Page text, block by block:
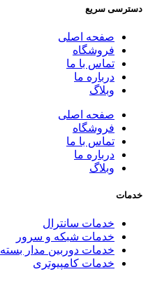
دسترسی سریع
صفحه اصلی
فروشگاه
تماس با ما
درباره ما
وبلاگ
صفحه اصلی
فروشگاه
تماس با ما
درباره ما
وبلاگ
خدمات
خدمات سانترال
خدمات شبکه و سرور
خدمات دوربین مدار بسته
خدمات کامپیوتری